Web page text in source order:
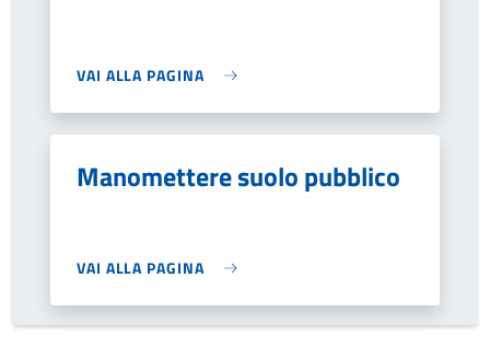
VAI ALLA PAGINA
Manomettere suolo pubblico
VAI ALLA PAGINA